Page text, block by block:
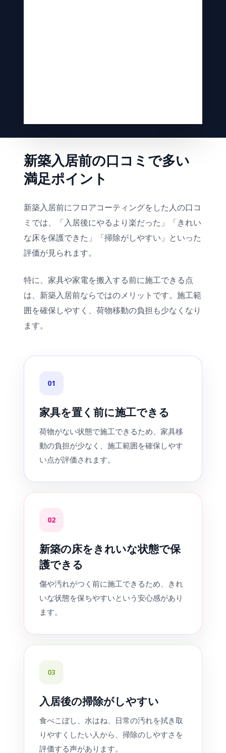
新築入居前の口コミで多い
満足ポイント
新築入居前にフロアコーティングをした人の口コ
ミでは、「入居後にやるより楽だった」「きれい
な床を保護できた」「掃除がしやすい」といった
評価が見られます。
特に、家具や家電を搬入する前に施工できる点
は、新築入居前ならではのメリットです。施工範
囲を確保しやすく、荷物移動の負担も少なくなり
ます。
01
家具を置く前に施工できる
荷物がない状態で施工できるため、家具移
動の負担が少なく、施工範囲を確保しやす
い点が評価されます。
02
新築の床をきれいな状態で保
護できる
傷や汚れがつく前に施工できるため、きれ
いな状態を保ちやすいという安心感があり
ます。
03
入居後の掃除がしやすい
食べこぼし、水はね、日常の汚れを拭き取
りやすくしたい人から、掃除のしやすさを
評価する声があります。